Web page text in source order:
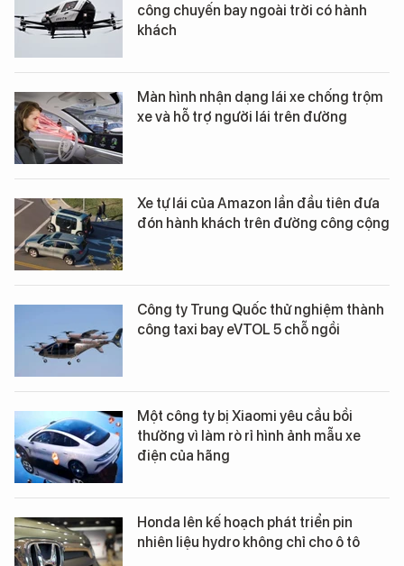
công chuyến bay ngoài trời có hành
khách
Màn hình nhận dạng lái xe chống trộm
xe và hỗ trợ người lái trên đường
Xe tự lái của Amazon lần đầu tiên đưa
đón hành khách trên đường công cộng
Công ty Trung Quốc thử nghiệm thành
công taxi bay eVTOL 5 chỗ ngồi
Một công ty bị Xiaomi yêu cầu bồi
thường vì làm rò rỉ hình ảnh mẫu xe
điện của hãng
Honda lên kế hoạch phát triển pin
nhiên liệu hydro không chỉ cho ô tô